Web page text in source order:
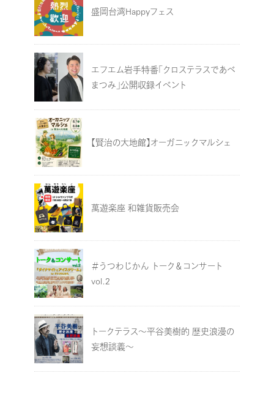
盛岡台湾Happyフェス
エフエム岩手特番「クロステラスであべ
まつみ」公開収録イベント
【賢治の大地館】オーガニックマルシェ
萬遊楽座 和雑貨販売会
＃うつわじかん トーク＆コンサート
vol.2
トークテラス～平谷美樹的 歴史浪漫の
妄想談義～